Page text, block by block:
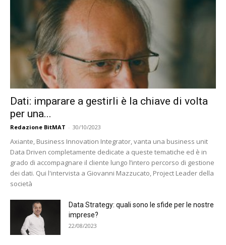
Dati: imparare a gestirli è la chiave di volta
per una...
Redazione BitMAT - 30/10/2023
Axiante, Business Innovation Integrator, vanta una business unit
Data Driven completamente dedicate a queste tematiche ed è in
grado di accompagnare il cliente lungo l’intero percorso di gestione
dei dati. Qui l'intervista a Giovanni Mazzucato, Project Leader della
società
Data Strategy: quali sono le sfide per le nostre
imprese?
22/08/2023